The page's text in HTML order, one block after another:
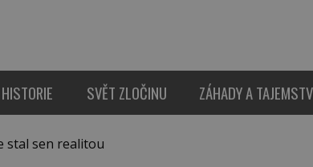
HISTORIE SVĚT ZLOČINU ZÁHADY A
stal sen realitou